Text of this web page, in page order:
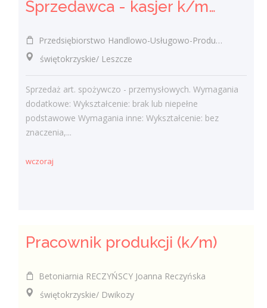
Sprzedawca - kasjer k/m/inni
Przedsiębiorstwo Handlowo-Usługowo-Produkcyjne Edward Kasza
świętokrzyskie/ Leszcze
Sprzedaż art. spożywczo - przemysłowych. Wymagania
dodatkowe: Wykształcenie: brak lub niepełne
podstawowe Wymagania inne: Wykształcenie: bez
znaczenia,...
wczoraj
Pracownik produkcji (k/m)
Betoniarnia RECZYŃSCY Joanna Reczyńska
świętokrzyskie/ Dwikozy